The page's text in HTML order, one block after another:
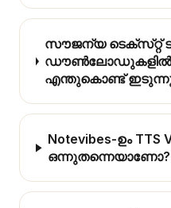
സൗജന്യ ടെക്‌സ്‌റ്റ്
ഡൗൺലോഡുകളിൽ
എന്തുകൊണ്ട്
Notevibes-ഉം TTS
ഒന്നുതന്നെയാണോ?